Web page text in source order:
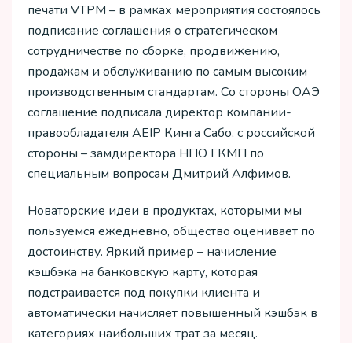
печати VTPM – в рамках мероприятия состоялось
подписание соглашения о стратегическом
сотрудничестве по сборке, продвижению,
продажам и обслуживанию по самым высоким
производственным стандартам. Со стороны ОАЭ
соглашение подписала директор компании-
правообладателя AEIP Кинга Сабо, с российской
стороны – замдиректора НПО ГКМП по
специальным вопросам Дмитрий Алфимов.
Новаторские идеи в продуктах, которыми мы
пользуемся ежедневно, общество оценивает по
достоинству. Яркий пример – начисление
кэшбэка на банковскую карту, которая
подстраивается под покупки клиента и
автоматически начисляет повышенный кэшбэк в
категориях наибольших трат за месяц.